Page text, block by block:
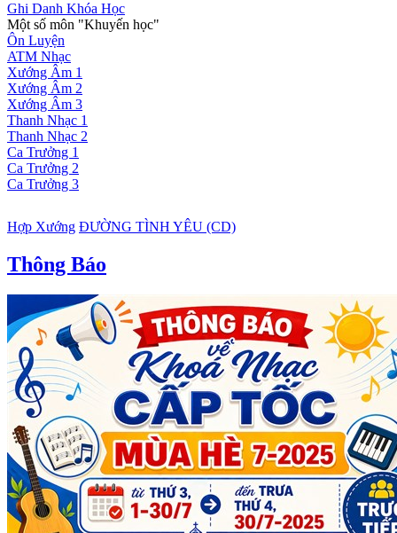
Ghi Danh Khóa Học
Một số môn "Khuyến học"
Ôn Luyện
ATM Nhạc
Xướng Âm 1
Xướng Âm 2
Xướng Âm 3
Thanh Nhạc 1
Thanh Nhạc 2
Ca Trưởng 1
Ca Trưởng 2
Ca Trưởng 3
Hợp Xướng ĐƯỜNG TÌNH YÊU (CD)
Thông Báo